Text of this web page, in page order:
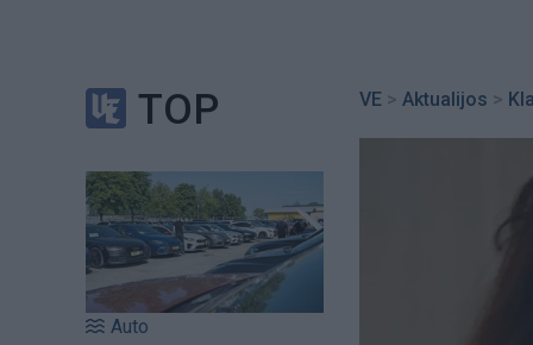
TOP
Auto
VE > Aktualijos >